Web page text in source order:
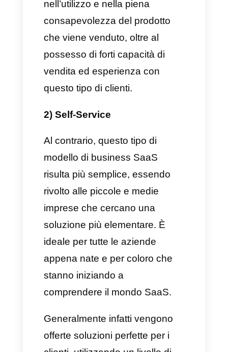
problemi per i loro clienti.
Generalmente queste aziende
sono B2B, quindi hanno un
target più complesso rispetto
creano strategie e modelli di
business ancora più innovativi
grazie ai loro obiettivi
complessi. Offrono quindi un
servizio basato su un cloud a
cui si può accedere tramite
qualsiasi dispositivo che abbia
una connessione Internet.
Questi tipi di struttura hanno